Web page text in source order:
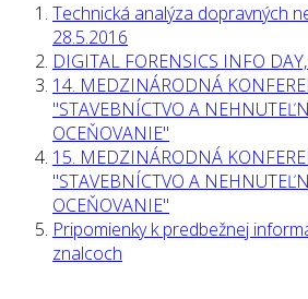
Technická analýza dopravných
28.5.2016
DIGITAL FORENSICS INFO
14. МЕDZINÁRODNÁ
"STAVEBNÍCTVO A
OCEŇOVANIE"
15. МЕDZINÁRODNÁ
"STAVEBNÍCTVO A
OCEŇOVANIE"
Pripomienky k predbežnej
znalcoch